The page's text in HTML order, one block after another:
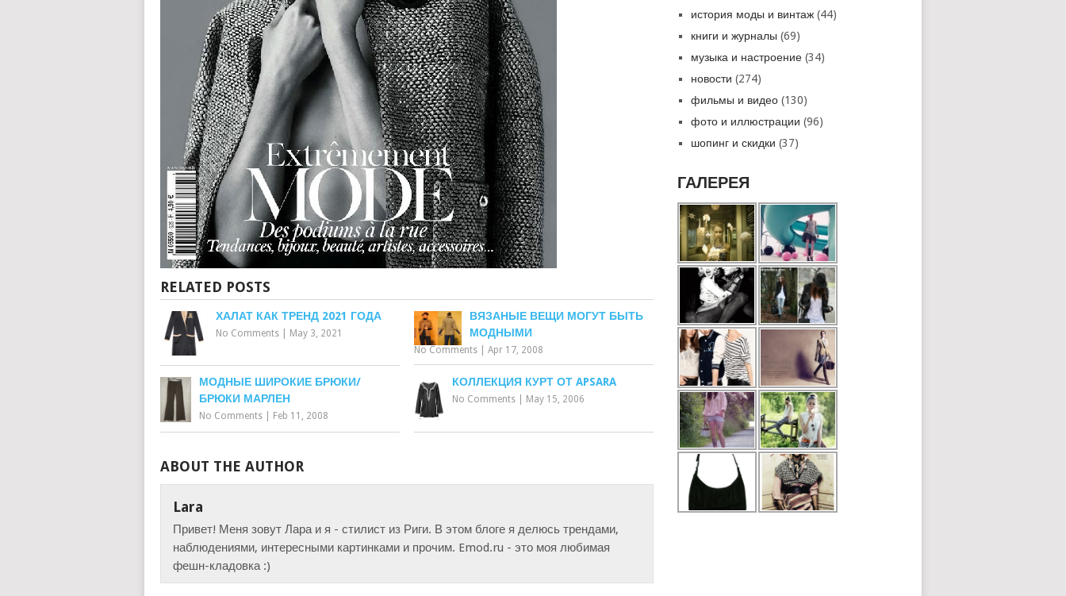
RELATED POSTS
ХАЛАТ КАК ТРЕНД 2021 ГОДА
No Comments May 3, 2021
ВЯЗАНЫЕ ВЕЩИ МОГУТ БЫТЬ
МОДНЫМИ
No Comments |Apr 17, 2008
МОДНЫЕ ШИРОКИЕ БРЮКИ/
БРЮКИ МАРЛЕН
No Comments Feb 11, 2008
КОЛЛЕКЦИЯ КУРТ ОТ APSARA
No Comments May 15, 2006
ABOUT THE AUTHOR
Lara
Привет! Меня зовут Лара и я - стилист из Риги. В этом блоге я делюсь трендами,
наблюдениями, интересными картинками и прочим. Emod.ru - это моя любимая
фешн-кладовка :)
история моды и винтаж (44)
книги и журналы (69)
музыка и настроение (34)
новости (274)
фильмы и видео (130)
фото и иллюстрации (96)
шопинг и скидки (37)
ГАЛЕРЕЯ